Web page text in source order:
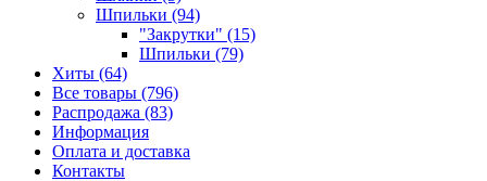
Шпильки (94)
"Закрутки" (15)
Шпильки (79)
Хиты (64)
Все товары (796)
Распродажа (83)
Информация
Оплата и доставка
Контакты